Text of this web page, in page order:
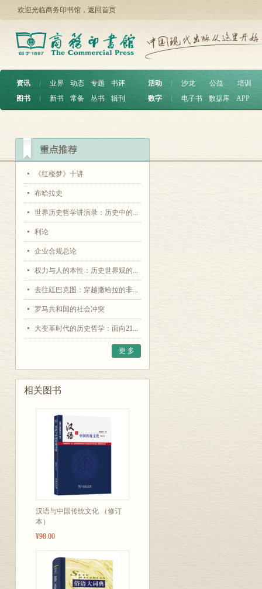
欢迎光临商务印书馆， 返回首页
资讯 ︱ 业界 动态 专题
书评
图书
︱ 新书 常备 丛书 辑刊
活动 沙龙 公益
培训
数字
电子书 数据库 APP
《红楼梦》十讲
布哈拉史
世界历史哲学讲演录：历史中的...
利论
企业合规总论
权力与人的本性：历史世界观的...
去往廷巴克图：穿越撒哈拉的非...
罗马共和国的社会冲突
大变革时代的历史哲学：面向21...
更 多
相关图书
汉语与中国传统文化 （修订
本）
¥98.00